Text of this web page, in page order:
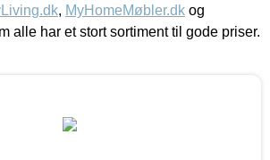
, MyHomeMøbler.dk og
alle har et stort sortiment til gode priser.